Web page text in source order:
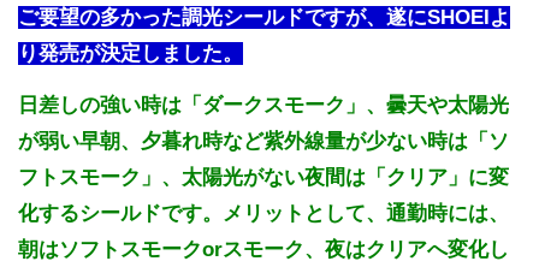
ご要望の多かった調光シールドですが、遂にSHOEIよ
り発売が決定しました。
日差しの強い時は「ダークスモーク」、曇天や太陽光
が弱い早朝、夕暮れ時など紫外線量が少ない時は「ソ
フトスモーク」、太陽光がない夜間は「クリア」に変
化するシールドです。メリットとして、通勤時には、
朝はソフトスモークorスモーク、夜はクリアへ変化し